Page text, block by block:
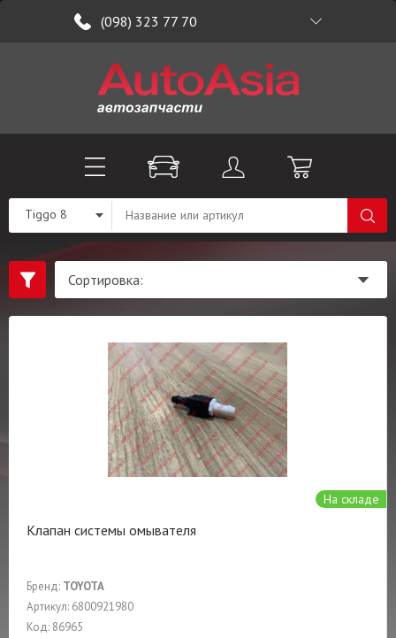
(098) 323 77 70
Tiggo 8
На складе
Клапан системы омывателя
Бренд: TOYOTA
Артикул: 6800921980
Код: 86965